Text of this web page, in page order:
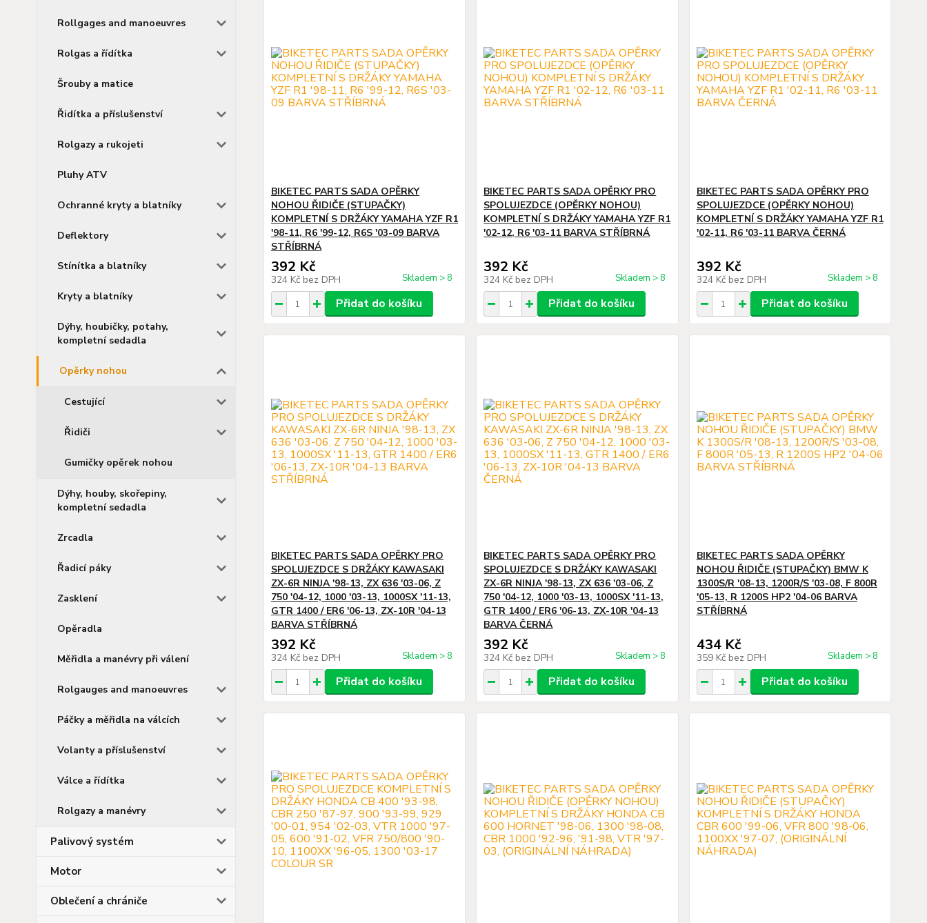
Rollgages and manoeuvres
Rolgas a řídítka
Šrouby a matice
Řidítka a příslušenství
Rolgazy a rukojeti
Pluhy ATV
Ochranné kryty a blatníky
Deflektory
Stínítka a blatníky
Kryty a blatníky
Dýhy, houbičky, potahy,
kompletní sedadla
Opěrky nohou
Cestující
Řidiči
Gumičky opěrek nohou
Dýhy, houby, skořepiny,
kompletní sedadla
Zrcadla
Řadicí páky
Zasklení
Opěradla
Měřidla a manévry při válení
Rolgauges and manoeuvres
Páčky a měřidla na válcích
Volanty a příslušenství
Válce a řídítka
Rolgazy a manévry
Palivový systém
Motor
Oblečení a chrániče
BIKETEC PARTS SADA OPĚRKY
NOHOU ŘIDIČE (STUPAČKY)
KOMPLETNÍ S DRŽÁKY YAMAHA YZF R1
'98-11, R6 '99-12, R6S '03-09 BARVA
STŘÍBRNÁ
392 Kč
324 Kč bez DPH Skladem > 8
Přidat do košíku
BIKETEC PARTS SADA OPĚRKY PRO
SPOLUJEZDCE (OPĚRKY NOHOU)
KOMPLETNÍ S DRŽÁKY YAMAHA YZF R1
'02-12, R6 '03-11 BARVA STŘÍBRNÁ
392 Kč
324 Kč bez DPH Skladem > 8
Přidat do košíku
BIKETEC PARTS SADA OPĚRKY PRO
SPOLUJEZDCE (OPĚRKY NOHOU)
KOMPLETNÍ S DRŽÁKY YAMAHA YZF R1
'02-11, R6 '03-11 BARVA ČERNÁ
392 Kč
324 Kč bez DPH Skladem > 8
Přidat do košíku
BIKETEC PARTS SADA OPĚRKY PRO
SPOLUJEZDCE S DRŽÁKY KAWASAKI
ZX-6R NINJA '98-13, ZX 636 '03-06, Z
750 '04-12, 1000 '03-13, 1000SX '11-13,
GTR 1400 / ER6 '06-13, ZX-10R '04-13
BARVA STŘÍBRNÁ
392 Kč
324 Kč bez DPH Skladem > 8
Přidat do košíku
BIKETEC PARTS SADA OPĚRKY PRO
SPOLUJEZDCE S DRŽÁKY KAWASAKI
ZX-6R NINJA '98-13, ZX 636 '03-06, Z
750 '04-12, 1000 '03-13, 1000SX '11-13,
GTR 1400 / ER6 '06-13, ZX-10R '04-13
BARVA ČERNÁ
392 Kč
324 Kč bez DPH Skladem > 8
Přidat do košíku
BIKETEC PARTS SADA OPĚRKY
NOHOU ŘIDIČE (STUPAČKY) BMW K
1300S/R '08-13, 1200R/S '03-08, F 800R
'05-13, R 1200S HP2 '04-06 BARVA
STŘÍBRNÁ
434 Kč
359 Kč bez DPH Skladem > 8
Přidat do košíku